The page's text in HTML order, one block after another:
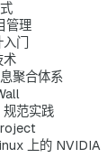
管理
门
术
聚合体系
范实践
上的 NVIDIA